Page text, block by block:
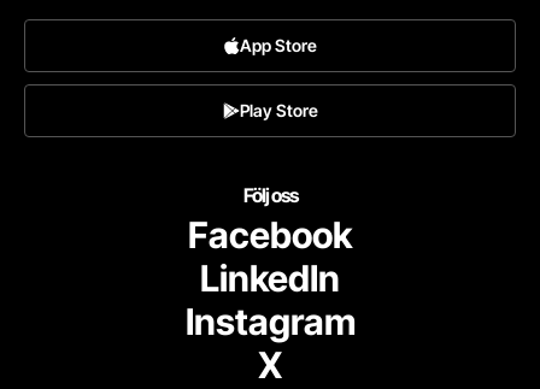
App Store
Play Store
Följ oss
Facebook
LinkedIn
Instagram
X